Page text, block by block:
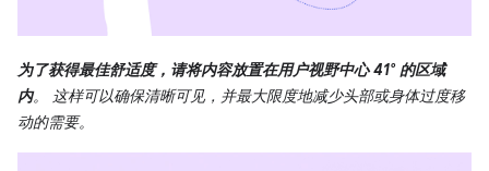
为了获得最佳舒适度，请将内容放置在用户视野中心 41° 的区域
内。 这样可以确保清晰可见，并最大限度地减少头部或身体过度移
动的需要。